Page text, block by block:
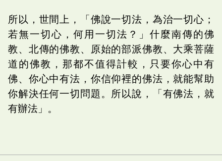
所以，世間上，「佛說一切法，為治一切心；
若無一切心，何用一切法？」什麼南傳的佛
教、北傳的佛教、原始的部派佛教、大乘菩薩
道的佛教，那都不值得計較，只要你心中有
佛、你心中有法，你信仰裡的佛法，就能幫助
你解決任何一切問題。所以說，「有佛法，就
有辦法」。